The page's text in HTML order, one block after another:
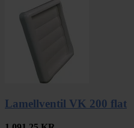
Lamellventil VK 200 flat